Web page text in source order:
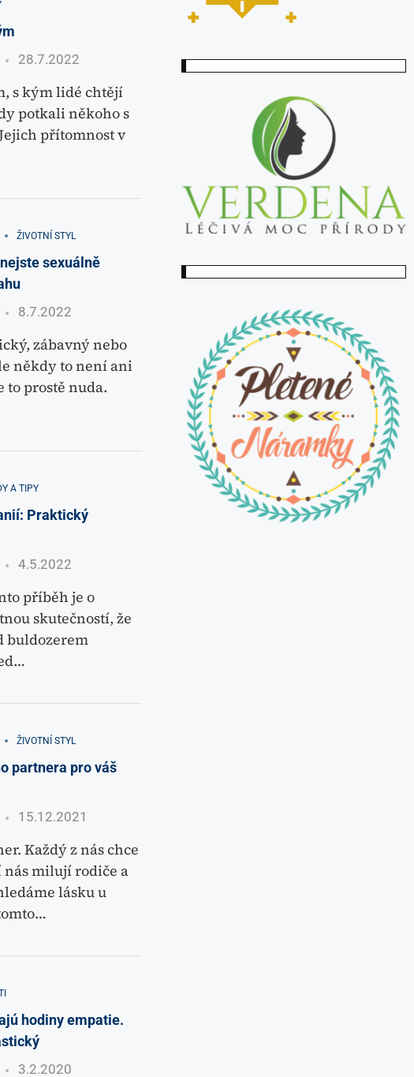
28.7.2022
s kým lidé chtějí
potkali někoho s
přítomnost v
ŽIVOTNÍ STYL
sexuálně
8.7.2022
zábavný nebo
někdy to není ani
to prostě nuda.
A TIPY
Praktický
4.5.2022
příběh je o
skutečností, že
buldozerem
ŽIVOTNÍ STYL
partnera pro váš
15.12.2021
Každý z nás chce
milují rodiče a
lásku u
hodiny empatie.
3.2.2020